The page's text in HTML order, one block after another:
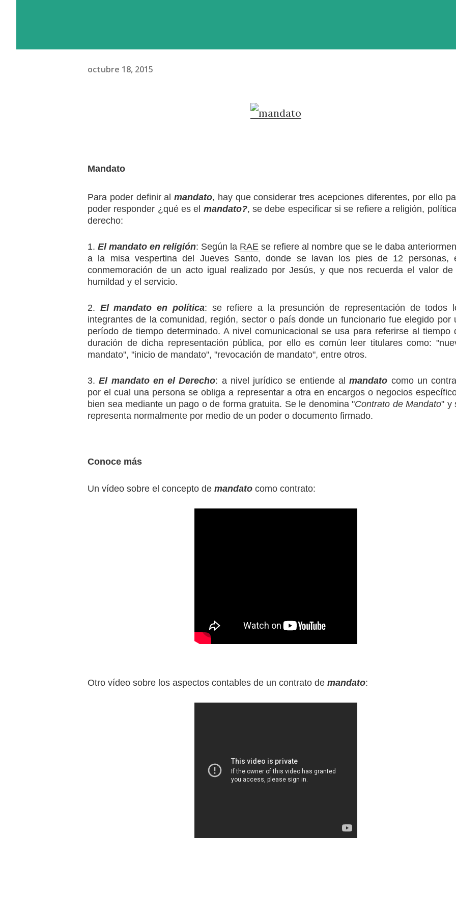
octubre 18, 2015
Mandato
Para poder definir almandato, hay que considerar tres acepciones diferentes, por ello
poder responder ¿qué es el mandato?, se debe especificar si se refiere a religión,
derecho:
1. El mandato en religión: Según la RAE se refiere al nombre que se le daba
a la misa vespertina del Jueves Santo, donde se lavan los pies de 12 personas,
conmemoración de un acto igual realizado por Jesús, y que nos recuerda el valor de
humildad y el servicio.
2. El mandato en política: se refiere a la presunción de representación de todos
integrantes de la comunidad, región, sector o país donde un funcionario fue elegido por
período de tiempo determinado. A nivel comunicacional se usa para referirse al tiempo
duración de dicha representación pública, por ello es común leer titulares como:
mandato", "inicio de mandato", "revocación de mandato", entre otros.
3.El mandato en el Derecho: a nivel jurídico se entiende almandato como un
por el cual una persona se obliga a representar a otra en encargos o negocios
bien sea mediante un pago o de forma gratuita. Se le denomina "Contrato de Mandato" y
representa normalmente por medio de un poder o documento firmado.
Conoce más
Un vídeo sobre el concepto de mandato como contrato:
Otro vídeo sobre los aspectos contables de un contrato de mandato: